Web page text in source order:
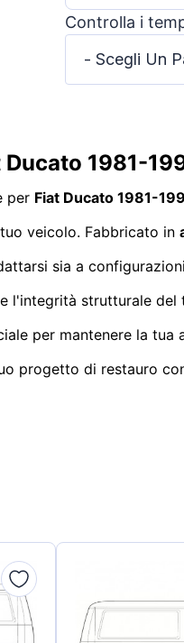
Controlla i
- Scegli Un
1981-
per Fiat Ducato 1981-
veicolo. Fabbricato in
sia a
l'integrità strutturale
per mantenere la tua
progetto di restauro